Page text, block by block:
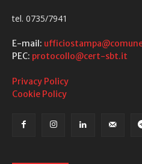
tel. 0735/7941
E-mail:
PEC: protocollo@cert-sbt.it
Privacy Policy
Cookie Policy